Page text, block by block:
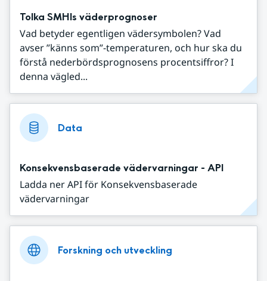
Tolka SMHIs väderprognoser
Vad betyder egentligen vädersymbolen? Vad
avser ”känns som”-temperaturen, och hur ska du
förstå nederbördsprognosens procentsiffror? I
denna vägled...
Data
Konsekvensbaserade vädervarningar - API
Ladda ner API för Konsekvensbaserade
vädervarningar
Forskning och utveckling